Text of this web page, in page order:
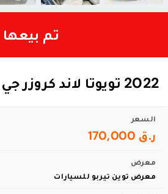
تم بيعها
2022 تويوتا لاند كروزر جي اكس ار V6
السعر
ر.ق 170,000
معرض
معرض توين تيربو للسيارات